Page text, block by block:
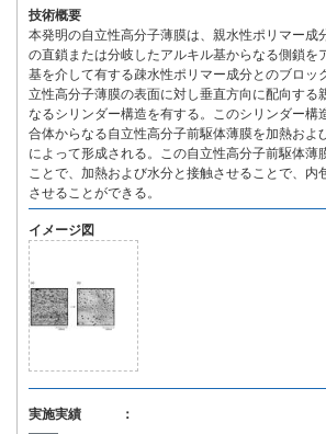
技術概要
本発明の自立性高分子薄膜は、親水性ポリマー成
の直鎖または分岐したアルキル基からなる側鎖を
基を介して有する疎水性ポリマー成分とのブロッ
立性高分子薄膜の表面に対し垂直方向に配向する
なるシリンダー構造を有する。このシリンダー構
合体からなる自立性高分子前駆体薄膜を加熱およ
によって形成される。この自立性高分子前駆体薄
ことで、加熱および水分と接触させることで、内
させることができる。
イメージ図
実施実績 ：